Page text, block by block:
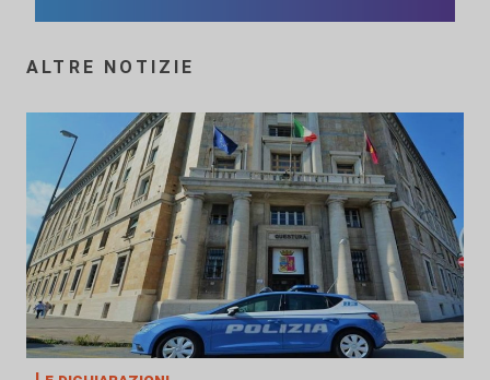
ALTRE NOTIZIE